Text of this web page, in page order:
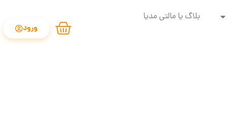
بلاگ یا مالتی مدیا
ورود